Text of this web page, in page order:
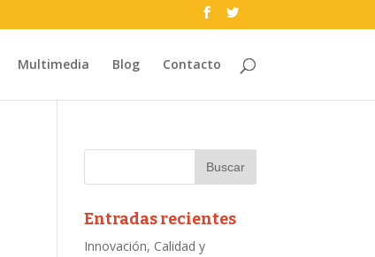
Multimedia Blog Contacto
Entradas recientes
Innovación, Calidad y